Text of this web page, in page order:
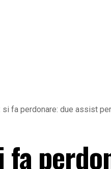
si fa perdonare: due assist
fa